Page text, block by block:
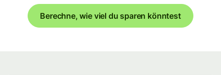
Berechne, wie viel du sparen könntest